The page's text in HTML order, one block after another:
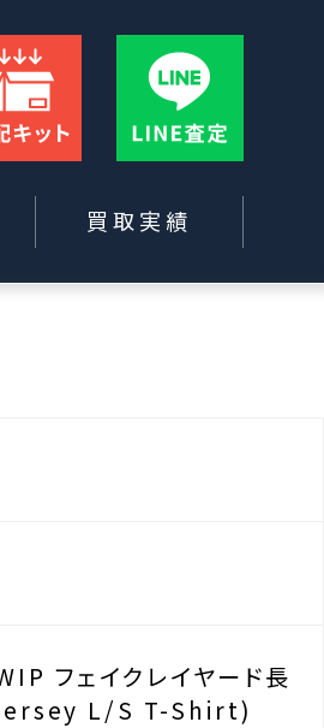
買取実績
フェイクレイヤード長
L/S T-Shirt)